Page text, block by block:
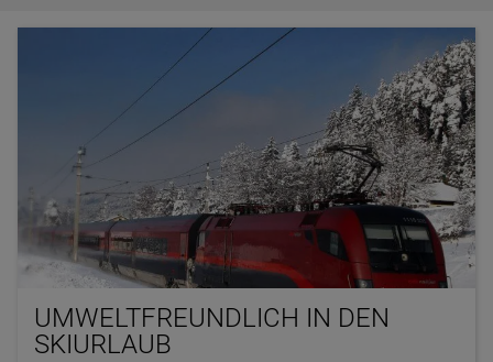
UMWELTFREUNDLICH IN DEN
SKIURLAUB